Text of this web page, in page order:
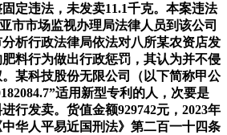
定违法，未发卖11.1千克。本案违法
市市场监视办理局法律人员到该公司
析行政法律局依法对八所某农资店发
料行为做出行政惩罚，其认为并不侵
某科技股份无限公司（以下简称甲公
适用新型专利的人，次要是
行发卖。货值金额929742元，2023年
华人平易近国刑法》第二百一十四条